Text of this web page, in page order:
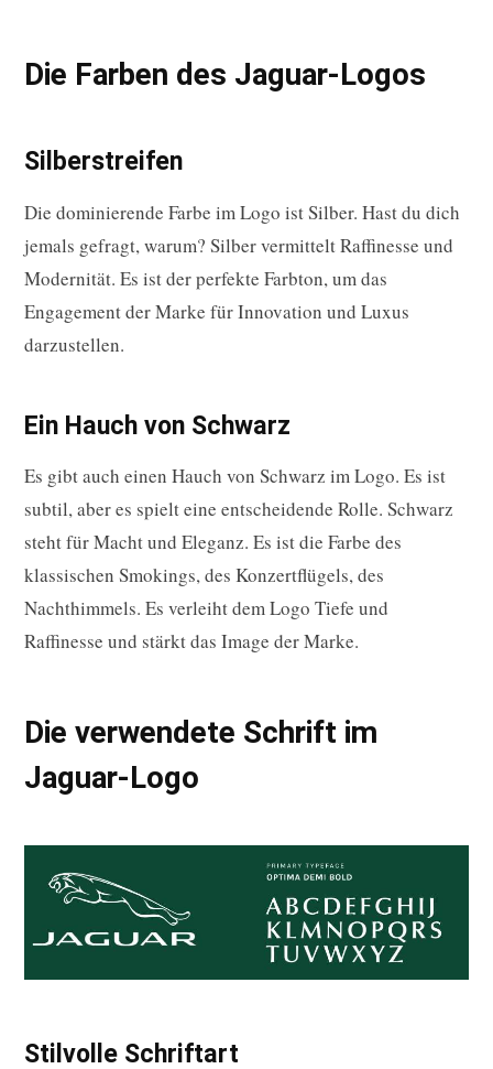
Die Farben des Jaguar-Logos
Silberstreifen
Die dominierende Farbe im Logo ist Silber. Hast du dich
jemals gefragt, warum? Silber vermittelt Raffinesse und
Modernität. Es ist der perfekte Farbton, um das
Engagement der Marke für Innovation und Luxus
darzustellen.
Ein Hauch von Schwarz
Es gibt auch einen Hauch von Schwarz im Logo. Es ist
subtil, aber es spielt eine entscheidende Rolle. Schwarz
steht für Macht und Eleganz. Es ist die Farbe des
klassischen Smokings, des Konzertflügels, des
Nachthimmels. Es verleiht dem Logo Tiefe und
Raffinesse und stärkt das Image der Marke.
Die verwendete Schrift im
Jaguar-Logo
Stilvolle Schriftart